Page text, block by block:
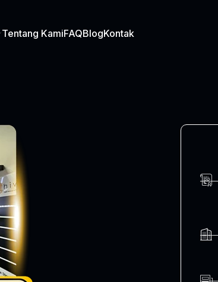
Tentang KamiFAQBlogKontak